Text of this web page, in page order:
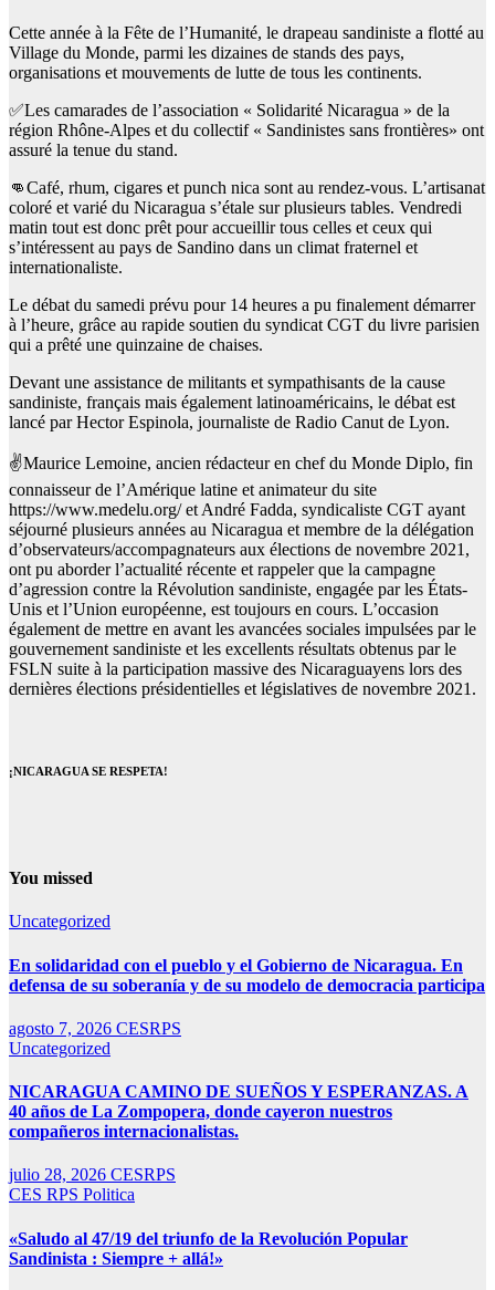
Cette année à la Fête de l’Humanité, le drapeau sandiniste a flotté au
Village du Monde, parmi les dizaines de stands des pays,
organisations et mouvements de lutte de tous les continents.
✅Les camarades de l’association « Solidarité Nicaragua » de la
région Rhône-Alpes et du collectif « Sandinistes sans frontières» ont
assuré la tenue du stand.
👊Café, rhum, cigares et punch nica sont au rendez-vous. L’artisanat
coloré et varié du Nicaragua s’étale sur plusieurs tables. Vendredi
matin tout est donc prêt pour accueillir tous celles et ceux qui
s’intéressent au pays de Sandino dans un climat fraternel et
internationaliste.
Le débat du samedi prévu pour 14 heures a pu finalement démarrer
à l’heure, grâce au rapide soutien du syndicat CGT du livre parisien
qui a prêté une quinzaine de chaises.
Devant une assistance de militants et sympathisants de la cause
sandiniste, français mais également latinoaméricains, le débat est
lancé par Hector Espinola, journaliste de Radio Canut de Lyon.
✌️Maurice Lemoine, ancien rédacteur en chef du Monde Diplo, fin
connaisseur de l’Amérique latine et animateur du site
https://www.medelu.org/ et André Fadda, syndicaliste CGT ayant
séjourné plusieurs années au Nicaragua et membre de la délégation
d’observateurs/accompagnateurs aux élections de novembre 2021,
ont pu aborder l’actualité récente et rappeler que la campagne
d’agression contre la Révolution sandiniste, engagée par les États-
Unis et l’Union européenne, est toujours en cours. L’occasion
également de mettre en avant les avancées sociales impulsées par le
gouvernement sandiniste et les excellents résultats obtenus par le
FSLN suite à la participation massive des Nicaraguayens lors des
dernières élections présidentielles et législatives de novembre 2021.
¡NICARAGUA SE RESPETA!
You missed
Uncategorized
En solidaridad con el pueblo y el Gobierno de Nicaragua. En
defensa de su soberanía y de su modelo de democracia participa
agosto 7, 2026 CESRPS
Uncategorized
NICARAGUA CAMINO DE SUEÑOS Y ESPERANZAS. A
40 años de La Zompopera, donde cayeron nuestros
compañeros internacionalistas.
julio 28, 2026 CESRPS
CES RPS Politica
«Saludo al 47/19 del triunfo de la Revolución Popular
Sandinista : Siempre + allá!»